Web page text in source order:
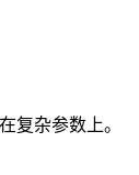
复杂参数上。